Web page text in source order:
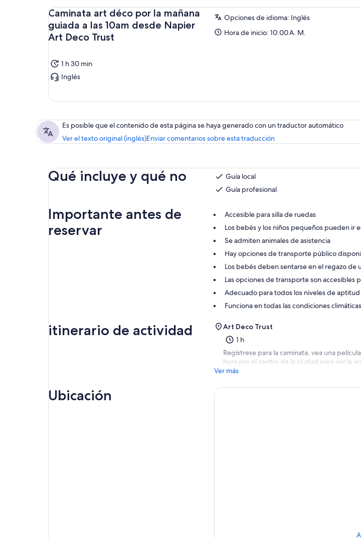
Caminata art déco por la mañana
guiada a las 10am desde Napier
Art Deco Trust
1 h 30 min
Inglés
Opciones de idioma: Inglés
Hora de inicio: 10:00 A. M.
Es posible que el contenido de esta página se haya generado con un traductor automático
Ver el texto original (inglés)Enviar comentarios sobre esta traducciónSe
Qué incluye y qué no
Guía local
Guía profesional
Importante antes de
reservar
Accesible para silla de ruedas
Los bebés y los niños pequeños pueden ir
Se admiten animales de asistencia
Hay opciones de transporte público
Los bebés deben sentarse en el regazo de
Las opciones de transporte son accesibles
Adecuado para todos los niveles de aptitud
Funciona en todas las condiciones
itinerario de actividad
Art Deco Trust
1 h
Regístrese para la caminata, vea una
hora por el centro de la ciudad para ver la
Ver más
Ubicación